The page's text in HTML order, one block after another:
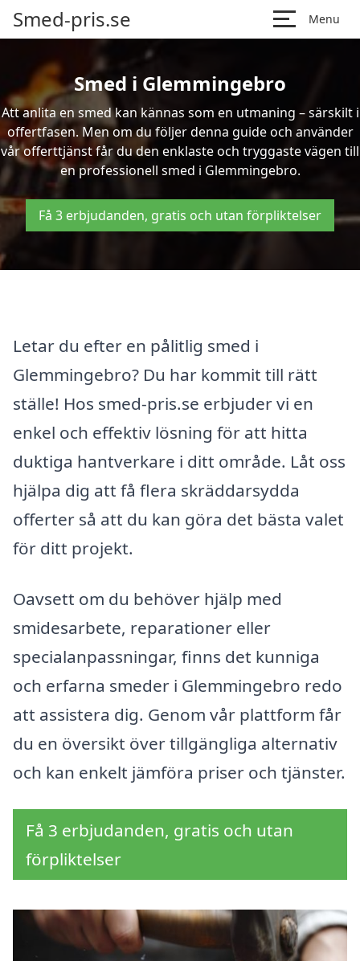
Smed-pris.se Menu
Smed i Glemmingebro
Att anlita en smed kan kännas som en utmaning – särskilt i
offertfasen. Men om du följer denna guide och använder
vår offerttjänst får du den enklaste och tryggaste vägen till
en professionell smed i Glemmingebro.
Få 3 erbjudanden, gratis och utan förpliktelser
Letar du efter en pålitlig smed i
Glemmingebro? Du har kommit till rätt
ställe! Hos smed-pris.se erbjuder vi en
enkel och effektiv lösning för att hitta
duktiga hantverkare i ditt område. Låt oss
hjälpa dig att få flera skräddarsydda
offerter så att du kan göra det bästa valet
för ditt projekt.
Oavsett om du behöver hjälp med
smidesarbete, reparationer eller
specialanpassningar, finns det kunniga
och erfarna smeder i Glemmingebro redo
att assistera dig. Genom vår plattform får
du en översikt över tillgängliga alternativ
och kan enkelt jämföra priser och tjänster.
Få 3 erbjudanden, gratis och utan
förpliktelser